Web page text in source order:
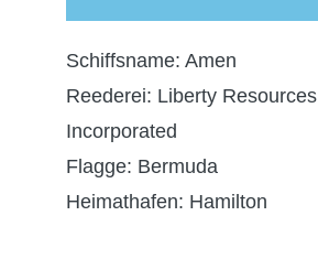
Schiffsname: Amen
Reederei: Liberty Resources
Incorporated
Flagge: Bermuda
Heimathafen: Hamilton